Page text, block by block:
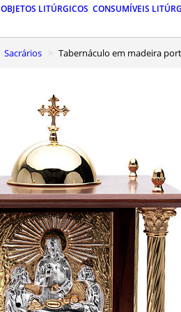
OBJETOS LITÚRGICOS CONSUMÍVEIS
Sacrários Tabernáculo em madeira